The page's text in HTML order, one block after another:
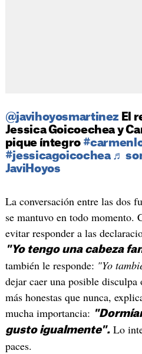
@javihoyosmartinez El
Jessica Goicoechea y
pique íntegro
#jessicagoicochea ♬
JaviHoyos
La conversación entre las dos
se mantuvo en todo momento.
evitar responder a las
"Yo tengo una cabeza
también le responde: "Yo
dejar caer una posible
más honestas que nunca,
mucha importancia:
gusto igualmente".Lo
paces.